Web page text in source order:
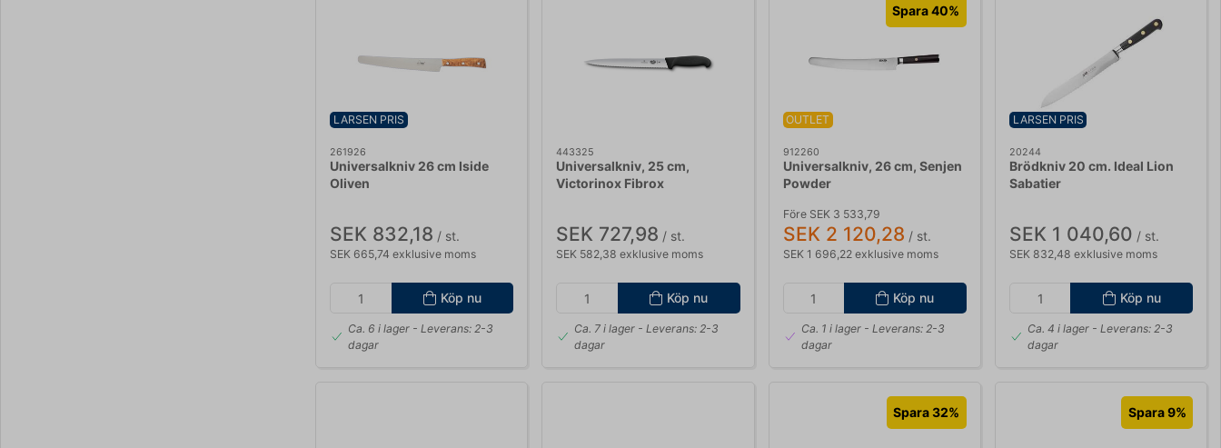
LARSEN PRIS
261926
Universalkniv 26 cm Iside
Oliven
SEK 832,18 / st.
SEK 665,74 exklusive moms
Köp nu
Ca. 6 i lager - Leverans: 2-3
dagar
443325
Universalkniv, 25 cm,
Victorinox Fibrox
SEK 727,98 / st.
SEK 582,38 exklusive moms
Köp nu
Ca. 7 i lager - Leverans: 2-3
dagar
OUTLET
Spara 40%
912260
Universalkniv, 26 cm, Senjen
Powder
Före SEK 3 533,79
SEK 2 120,28 / st.
SEK 1 696,22 exklusive moms
Köp nu
Ca. 1 i lager- Leverans: 2-3
dagar
LARSEN PRIS
20244
Brödkniv 20 cm. Ideal Lion
Sabatier
SEK 1 040,60 / st.
SEK 832,48 exklusive moms
Köp nu
Ca. 4 i lager- Leverans: 2-3
dagar
Spara 32% Spara 9%